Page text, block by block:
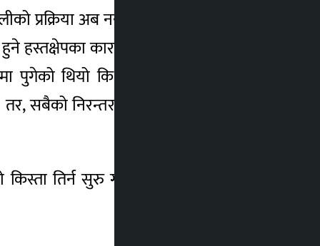
प्रक्रिया अब नयाँ चरणमा प्रवेश गरेको छ ।
कारण असुलीमा अवरोध सिर्जना
पुगेको थियो कि राज्यले उठाउनुपर्ने महसुल
सबैको निरन्तर चासो, निगरानी र खबरदारी
तिर्न सुरु गरेका सम्पूर्ण उद्योगीहरुलाई